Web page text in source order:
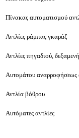
Πίνακας αυτοματισμού
Αντλίες ράμπας γκαράζ
Αντλίες πηγαδιού,
Αυτομάτου αναρροφήσεως
Αντλία βόθρου
Αυτόματες αντλίες